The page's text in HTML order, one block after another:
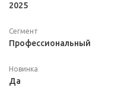
2025
Сегмент
Профессиональный
Новинка
Да